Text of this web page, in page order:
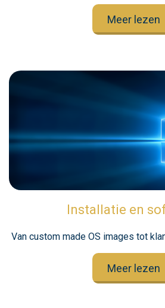
Meer lezen
Installatie en
Van custom made OS images tot
Meer lezen